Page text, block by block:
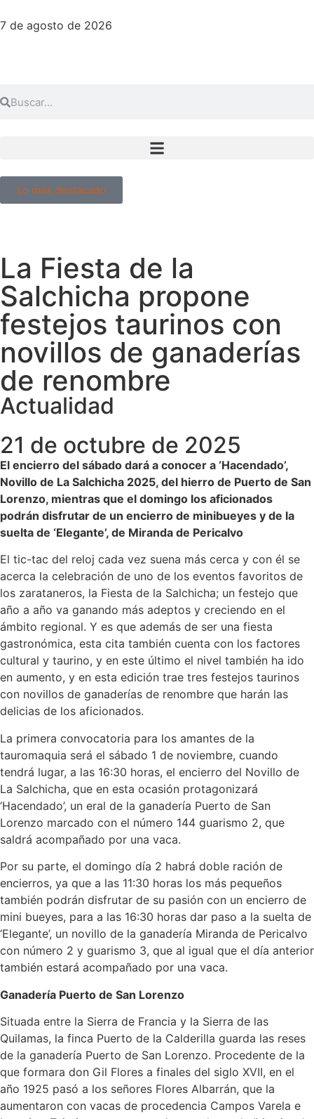
7 de agosto de 2026
Lo más destacado
La Fiesta de la
Salchicha propone
festejos taurinos con
novillos de ganaderías
de renombre
Actualidad
21 de octubre de 2025
El encierro del sábado dará a conocer a ‘Hacendado’,
Novillo de La Salchicha 2025, del hierro de Puerto de San
Lorenzo, mientras que el domingo los aficionados
podrán disfrutar de un encierro de minibueyes y de la
suelta de ‘Elegante’, de Miranda de Pericalvo
El tic-tac del reloj cada vez suena más cerca y con él se
acerca la celebración de uno de los eventos favoritos de
los zarataneros, la Fiesta de la Salchicha; un festejo que
año a año va ganando más adeptos y creciendo en el
ámbito regional. Y es que además de ser una fiesta
gastronómica, esta cita también cuenta con los factores
cultural y taurino, y en este último el nivel también ha ido
en aumento, y en esta edición trae tres festejos taurinos
con novillos de ganaderías de renombre que harán las
delicias de los aficionados.
La primera convocatoria para los amantes de la
tauromaquia será el sábado 1 de noviembre, cuando
tendrá lugar, a las 16:30 horas, el encierro del Novillo de
La Salchicha, que en esta ocasión protagonizará
‘Hacendado’, un eral de la ganadería Puerto de San
Lorenzo marcado con el número 144 guarismo 2, que
saldrá acompañado por una vaca.
Por su parte, el domingo día 2 habrá doble ración de
encierros, ya que a las 11:30 horas los más pequeños
también podrán disfrutar de su pasión con un encierro de
mini bueyes, para a las 16:30 horas dar paso a la suelta de
‘Elegante’, un novillo de la ganadería Miranda de Pericalvo
con número 2 y guarismo 3, que al igual que el día anterior
también estará acompañado por una vaca.
Ganadería Puerto de San Lorenzo
Situada entre la Sierra de Francia y la Sierra de las
Quilamas, la finca Puerto de la Calderilla guarda las reses
de la ganadería Puerto de San Lorenzo. Procedente de la
que formara don Gil Flores a finales del siglo XVII, en el
año 1925 pasó a los señores Flores Albarrán, que la
aumentaron con vacas de procedencia Campos Varela e